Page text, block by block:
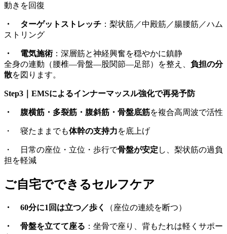
動きを回復
・ ターゲットストレッチ ：梨状筋／中殿筋／腸腰筋／ハム
ストリング
・ 電気施術：深層筋と神経興奮を穏やかに鎮静
全身の連動（腰椎—骨盤—股関節—足部）を整え、 負担の分
散を図ります。
Step3｜EMSによるインナーマッスル強化で再発予防
・ 腹横筋・多裂筋・腹斜筋・骨盤底筋を複合高周波で活性
・ 寝たままでも体幹の支持力を底上げ
・ 日常の座位・立位・歩行で骨盤が安定 し、梨状筋の過負
担を軽減
ご自宅でできるセルフケア
・ 60分に1回は立つ／歩く （座位の連続を断つ）
・ 骨盤を立てて座る ：坐骨で座り、背もたれは軽くサポー